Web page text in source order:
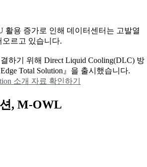
활용 증가로 인해 데이터센터는 고발열
르고 있습니다.
하기 위해 Direct Liquid Cooling(DLC) 방
Total Solution』을 출시했습니다.
소개 자료 확인하기
, M-OWL